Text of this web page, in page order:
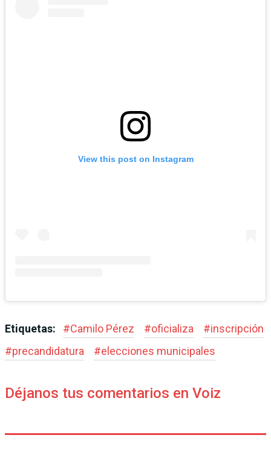
View this post on Instagram
Etiquetas: #Camilo Pérez #oficializa #inscripción
#precandidatura #elecciones municipales
Déjanos tus comentarios en Voiz